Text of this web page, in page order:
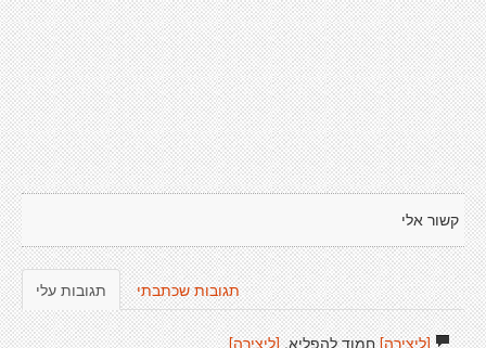
קשור אלי
תגובות עלי תגובות שכתבתי
[ליצירה]חמוד להפליא. [ליצירה]